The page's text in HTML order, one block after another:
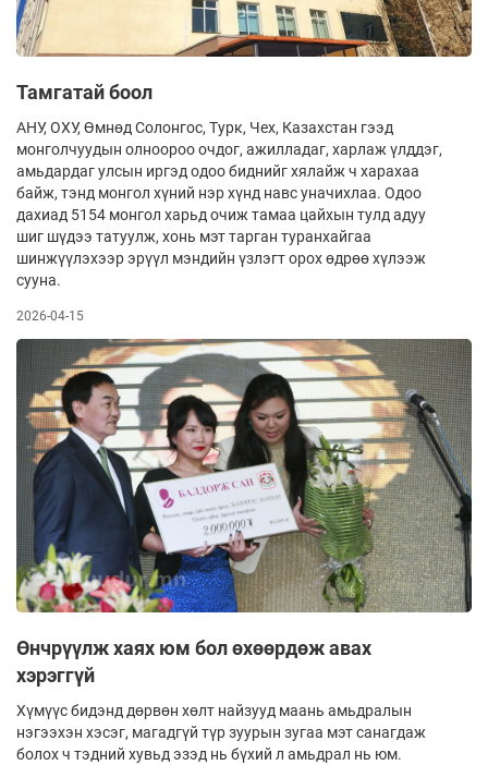
Тамгатай боол
АНУ, ОХУ, Өмнөд Солонгос, Турк, Чех, Казахстан гээд
монголчуудын олноороо очдог, ажилладаг, харлаж үлддэг,
амьдардаг улсын иргэд одоо биднийг хялайж ч харахаа
байж, тэнд монгол хүний нэр хүнд навс уначихлаа. Одоо
дахиад 5154 монгол харьд очиж тамаа цайхын тулд адуу
шиг шүдээ татуулж, хонь мэт тарган туранхайгаа
шинжүүлэхээр эрүүл мэндийн үзлэгт орох өдрөө хүлээж
сууна.
2026-04-15
Өнчрүүлж хаях юм бол өхөөрдөж авах
хэрэггүй
Хүмүүс бидэнд дөрвөн хөлт найзууд маань амьдралын
нэгээхэн хэсэг, магадгүй түр зуурын зугаа мэт санагдаж
болох ч тэдний хувьд эзэд нь бүхий л амьдрал нь юм.